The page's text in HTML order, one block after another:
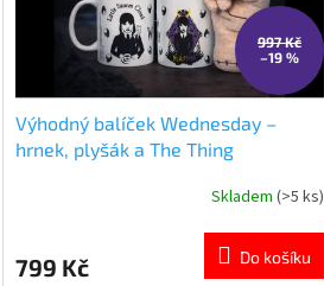
997 Kč
–19 %
Výhodný balíček Wednesday –
hrnek, plyšák a The Thing
je
Skladem (>5 ks)
799 Kč Do košíku